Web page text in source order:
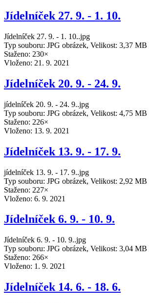
Jídelníček 27. 9. - 1. 10.
Jídelníček 27. 9. - 1. 10..jpg
Typ souboru: JPG obrázek, Velikost: 3,37 MB
Staženo: 230×
Vloženo: 21. 9. 2021
Jídelníček 20. 9. - 24. 9.
jídelníček 20. 9. - 24. 9..jpg
Typ souboru: JPG obrázek, Velikost: 4,75 MB
Staženo: 226×
Vloženo: 13. 9. 2021
Jídelníček 13. 9. - 17. 9.
jídelníček 13. 9. - 17. 9..jpg
Typ souboru: JPG obrázek, Velikost: 2,92 MB
Staženo: 227×
Vloženo: 6. 9. 2021
Jídelníček 6. 9. - 10. 9.
Jídelníček 6. 9. - 10. 9..jpg
Typ souboru: JPG obrázek, Velikost: 3,04 MB
Staženo: 266×
Vloženo: 1. 9. 2021
Jídelníček 14. 6. - 18. 6.